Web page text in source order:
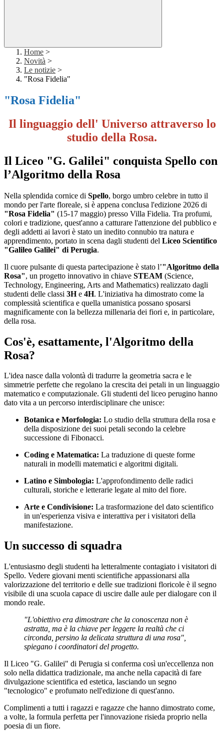
Home >
Novità >
Le notizie >
"Rosa Fidelia"
"Rosa Fidelia"
Il linguaggio dell' Universo attraverso lo
studio della Rosa.
Il Liceo "G. Galilei" conquista Spello con
l’Algoritmo della Rosa
Nella splendida cornice di Spello, borgo umbro celebre in tutto il
mondo per l'arte floreale, si è appena conclusa l'edizione 2026 di
"Rosa Fidelia" (15-17 maggio) presso Villa Fidelia. Tra profumi,
colori e tradizione, quest'anno a catturare l'attenzione del pubblico e
degli addetti ai lavori è stato un inedito connubio tra natura e
apprendimento, portato in scena dagli studenti del Liceo Scientifico
"Galileo Galilei" di Perugia.
Il cuore pulsante di questa partecipazione è stato l’"Algoritmo della
Rosa", un progetto innovativo in chiave STEAM (Science,
Technology, Engineering, Arts and Mathematics) realizzato dagli
studenti delle classi 3He 4H. L'iniziativa ha dimostrato come la
complessità scientifica e quella umanistica possano sposarsi
magnificamente con la bellezza millenaria dei fiori e, in particolare,
della rosa.
Cos'è, esattamente, l'Algoritmo della
Rosa?
L'idea nasce dalla volontà di tradurre la geometria sacra e le
simmetrie perfette che regolano la crescita dei petali in un linguaggio
matematico e computazionale. Gli studenti del liceo perugino hanno
dato vita a un percorso interdisciplinare che unisce:
Botanica e Morfologia: Lo studio della struttura della rosa e
della disposizione dei suoi petali secondo la celebre
successione di Fibonacci.
Coding e Matematica: La traduzione di queste forme
naturali in modelli matematici e algoritmi digitali.
Latino e Simbologia: L'approfondimento delle radici
culturali, storiche e letterarie legate al mito del fiore.
Arte e Condivisione: La trasformazione del dato scientifico
in un'esperienza visiva e interattiva per i visitatori della
manifestazione.
Un successo di squadra
L'entusiasmo degli studenti ha letteralmente contagiato i visitatori di
Spello. Vedere giovani menti scientifiche appassionarsi alla
valorizzazione del territorio e delle sue tradizioni floricole è il segno
visibile di una scuola capace di uscire dalle aule per dialogare con il
mondo reale.
"L'obiettivo era dimostrare che la conoscenza non è
astratta, ma è la chiave per leggere la realtà che ci
circonda, persino la delicata struttura di una rosa",
spiegano i coordinatori del progetto.
Il Liceo "G. Galilei" di Perugia si conferma così un'eccellenza non
solo nella didattica tradizionale, ma anche nella capacità di fare
divulgazione scientifica ed estetica, lasciando un segno
"tecnologico" e profumato nell'edizione di quest'anno.
Complimenti a tutti i ragazzi e ragazze che hanno dimostrato come,
a volte, la formula perfetta per l'innovazione risieda proprio nella
poesia di un fiore.